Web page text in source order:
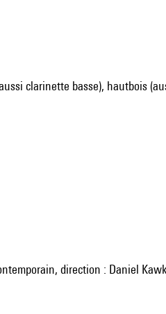
clarinette basse), hautbois
direction : Daniel